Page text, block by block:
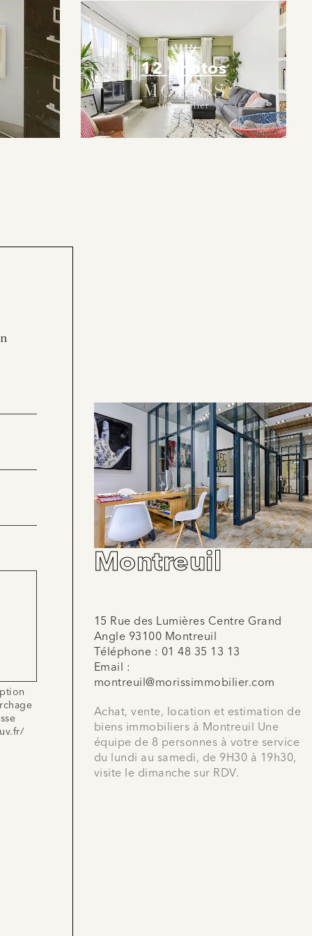
12 photos
Montreuil
15 Rue des Lumières Centre Grand
Angle 93100 Montreuil
Téléphone : 01 48 35 13 13
Email :
montreuil@morissimmobilier.com
Achat, vente, location et estimation de
biens immobiliers à Montreuil Une
équipe de 8 personnes à votre service
du lundi au samedi, de 9H30 à 19h30,
visite le dimanche sur RDV.